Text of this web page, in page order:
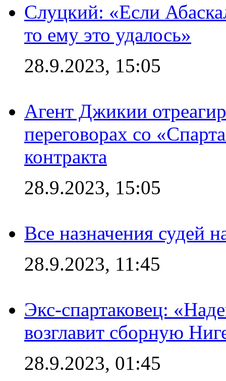
Слуцкий: «Если
то ему это удалось»
28.9.2023, 15:05
Агент Джикии
переговорах со
контракта
28.9.2023, 15:05
Все назначения судей
28.9.2023, 11:45
Экс-спартаковец:
возглавит сборную
28.9.2023, 01:45